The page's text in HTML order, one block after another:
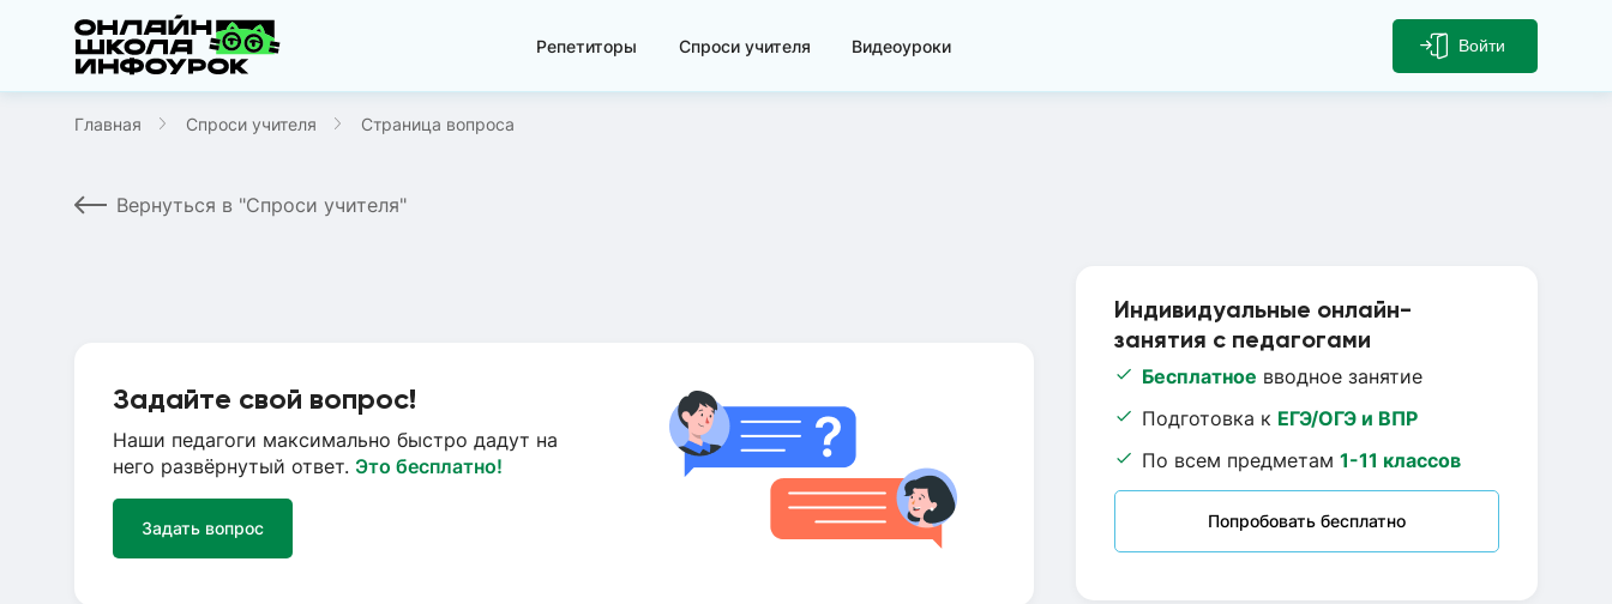
Репетиторы Спроси учителя Видеоуроки Войти
Главная Спроси учителя Страница вопроса
Вернуться в "Спроси учителя"
Индивидуальные онлайн-
занятия с педагогами
Бесплатное вводное занятие
Подготовка к ЕГЭ/ОГЭ и ВПР
По всем предметам 1-11 классов
Попробовать бесплатно
Задайте свой вопрос!
Наши педагоги максимально быстро дадут на
него развёрнутый ответ. Это бесплатно!
Задать вопрос